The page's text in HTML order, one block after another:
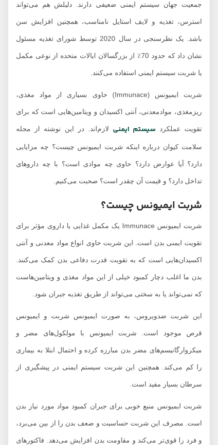
شربت ایمیونس!
شربت ایمیونس با چه
داروهایی تداخل دارد؟
شود؟
قیمت شربت ایمیونس
جمعیت جهان سیستم ایمنی ضعیفی دارند. دلیلش هم می‌تواند
استرس، تغذیه و لایف استایل نامناسب، همچنین افزایش سن
باشد. یک نظرسنجی در سال 2020 توسط شورای تغذیه مسئول
نشان داد که حدود 70٪ از بزرگسالان ایالات متحده از نوعی مکمل
یا شربت سیستم ایمنی استفاده می‌کنند.
شربت ایمیونس (Immunace) حاوی بسیاری از مواد مغذی،
ریزمغذی، موادمعدنی، آنتی اکسیدان و ویتامین‌هایی است که برای
تقویت عملکردسیستم ایمنیلازم‌اند. در این نوشته از مجله
سلامت کیوان درباره اینکه شربت ایمیونس چیست؟ چه مزایایی
دارد؟ آیا عوارض دارد؟ حاوی چه موادی است؟ با چه داروهای
تداخل دارد؟ و قیمت آن چقدر است؟ صحبت می‌کنیم.
شربت ایمیونس چیست؟
شربت ایمیونس Immunace یک مکمل غذایی یا داروی مؤثر برای
تقویت ایمنی بدن است. این شربت حاوی انواع مواد معدنی و آنتی
اکسیدان‌هایی است که به تقویت قدرت دفاعی بدن کمک می‌کنند.
بدن ما اغلب دچار کمبود خیلی از این مواد مغذی و ویتامین‌هاست
که نمی‌تواند یا به سختی می‌تواند از طریق تغذیه جبران شود.
این شربت ضدویروس، به صورت ایمیونس شربت و ایمیونس
قرص موجود است. شربت ایمیونس با مولکول‌های مضر و
میکروارگانیسم‌های مضر بدن مبارزه کرده و احتمال ابتلا به بیماری
را کم می‌کند. همچنین این شربت سیستم ایمنی در پیشگیری از
سرطان بسیار مفید است.
شربت ایمیونس منبع خوبی برای جبران کمبود مواد مورد نیاز بدن
است. مصرف این شربت حساسیت و ضعف بدن را از بین می‌برد،
و فرد را قوی‌تر می‌کند و مقاومت بدن افزایش می‌دهد. فاکتورهای